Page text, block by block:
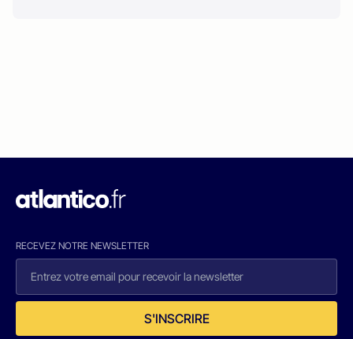
RECEVEZ NOTRE NEWSLETTER
S'INSCRIRE